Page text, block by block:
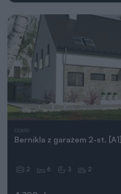
DD650
Bernikla z garażem 2-st. [A1]
2 6 3 2